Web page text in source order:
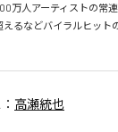
万人アーティストの常
るなどバイラルヒット
高瀬統也